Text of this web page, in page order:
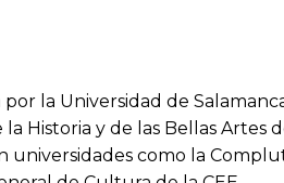
la Universidad de
Historia y de las Bellas
como la